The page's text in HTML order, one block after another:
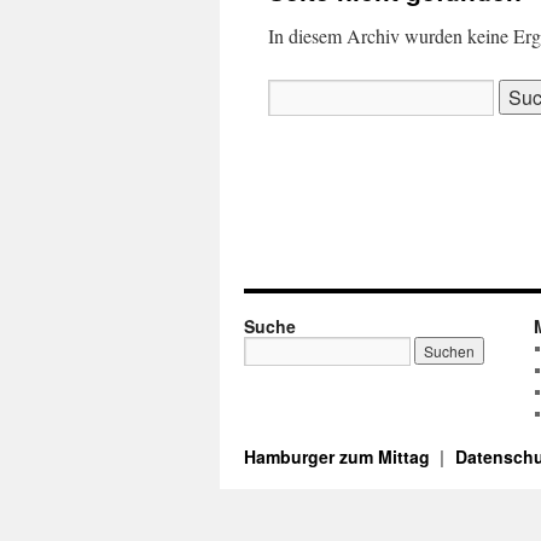
In diesem Archiv wurden keine
nach:
Suche
Hamburger zum Mittag